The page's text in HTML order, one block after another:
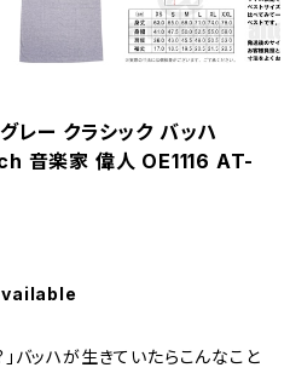
レー クラシック バッハ
音楽家 偉人 OE1116 AT-
バッハが生きていたらこんなこと